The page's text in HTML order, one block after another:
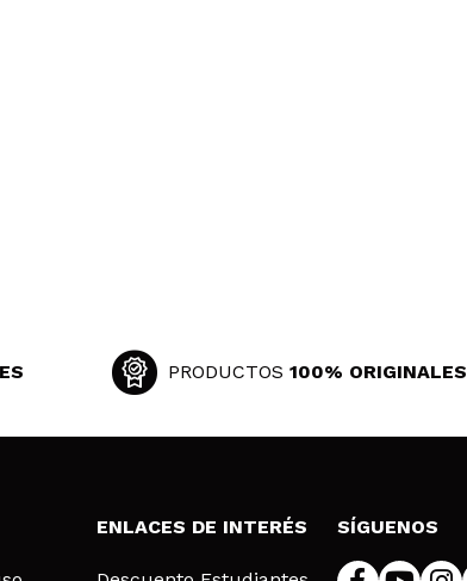
PRODUCTOS 100% ORIGINALES
ENLACES DE INTERÉS SÍGUENOS